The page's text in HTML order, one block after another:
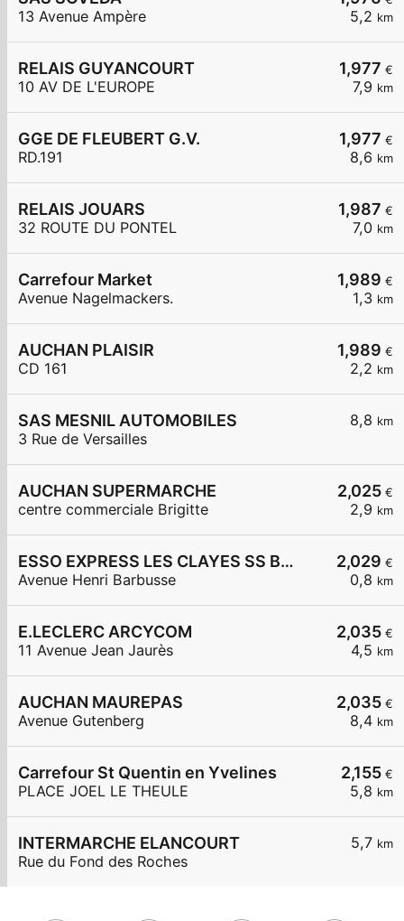
5,2 km
13 Avenue Ampère
1,977 €
7,9 km
RELAIS GUYANCOURT
10 AV DE L'EUROPE
1,977 €
8,6 km
GGE DE FLEUBERT G.V.
RD.191
1,987 €
7,0 km
RELAIS JOUARS
32 ROUTE DU PONTEL
1,989 €
1,3 km
Carrefour Market
Avenue Nagelmackers.
1,989 €
2,2 km
AUCHAN PLAISIR
CD 161
8,8 km
SAS MESNIL AUTOMOBILES
3 Rue de Versailles
2,025 €
2,9 km
AUCHAN SUPERMARCHE
centre commerciale Brigitte
2,029 €
0,8 km
ESSO EXPRESS LES CLAYES SS BOIS LA VIGNERAIE
Avenue Henri Barbusse
2,035 €
4,5 km
E.LECLERC ARCYCOM
11 Avenue Jean Jaurès
2,035 €
8,4 km
AUCHAN MAUREPAS
Avenue Gutenberg
2,155 €
5,8 km
Carrefour St Quentin en Yvelines
PLACE JOEL LE THEULE
5,7 km
INTERMARCHE ELANCOURT
Rue du Fond des Roches